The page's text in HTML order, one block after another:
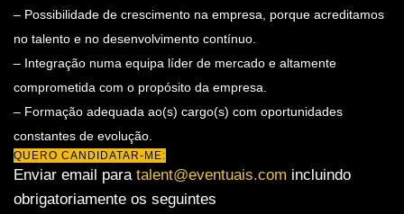
– Possibilidade de crescimento na empresa, porque acreditamos
no talento e no desenvolvimento contínuo.
– Integração numa equipa líder de mercado e altamente
comprometida com o propósito da empresa.
– Formação adequada ao(s) cargo(s) com oportunidades
constantes de evolução.
QUERO CANDIDATAR-ME:
Enviar email para talent@eventuais.com incluindo
obrigatoriamente os seguintes